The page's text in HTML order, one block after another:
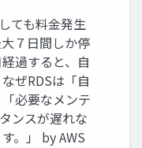
ても料金発生
７日間しか停
過すると、自
ぜRDSは「自
必要なメンテ
ンスが遅れな
。」 by AWS